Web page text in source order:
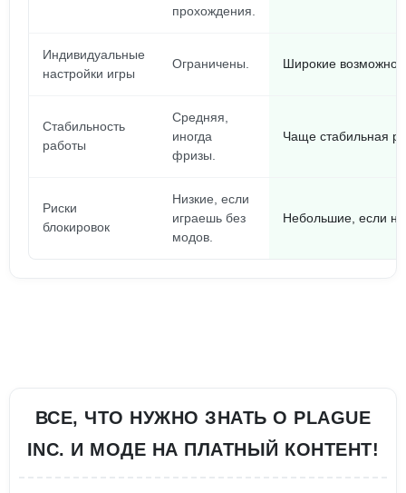
прохождения.
Индивидуальные
настройки игры
Ограничены. Широкие
Стабильность
работы
Средняя,
иногда
фризы.
Чаще стабильная
Риски
блокировок
Низкие, если
играешь без
модов.
Небольшие, если не
ВСЕ, ЧТО НУЖНО ЗНАТЬ О PLAGUE
INC. И МОДЕ НА ПЛАТНЫЙ КОНТЕНТ!